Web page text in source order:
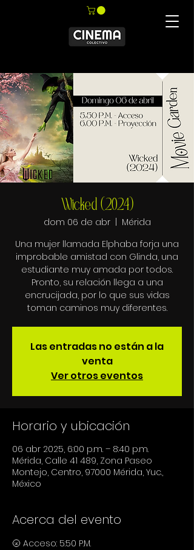
Wicked (2024)
dom 06 de abr
  |
Mérida
Una mujer llamada Elphaba forja una
improbable amistad con Glinda, una
estudiante muy amada por todos.
Pronto, su relación llega a una
encrucijada, por lo que sus vidas
toman caminos muy diferentes.
Las entradas no están a la
venta
Ver otros eventos
Horario y ubicación
06 abr 2025, 6:00 p.m. – 8:40 p.m.
Mérida, Calle 41 489, Zona Paseo
Montejo, Centro, 97000 Mérida, Yuc.,
México
Acerca del evento
🌝 Acceso: 5:50 P.M.